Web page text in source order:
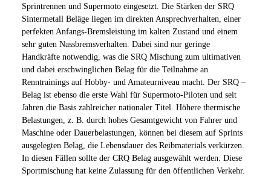
Sprintrennen und Supermoto eingesetzt. Die Stärken der SRQ
Sintermetall Beläge liegen im direkten Ansprechverhalten, einer
perfekten Anfangs-Bremsleistung im kalten Zustand und einem
sehr guten Nassbremsverhalten. Dabei sind nur geringe
Handkräfte notwendig, was die SRQ Mischung zum ultimativen
und dabei erschwinglichen Belag für die Teilnahme an
Renntrainings auf Hobby- und Amateurniveau macht. Der SRQ –
Belag ist ebenso die erste Wahl für Supermoto-Piloten und seit
Jahren die Basis zahlreicher nationaler Titel. Höhere thermische
Belastungen, z. B. durch hohes Gesamtgewicht von Fahrer und
Maschine oder Dauerbelastungen, können bei diesem auf Sprints
ausgelegten Belag, die Lebensdauer des Reibmaterials verkürzen.
In diesen Fällen sollte der CRQ Belag ausgewählt werden. Diese
Sportmischung hat keine Zulassung für den öffentlichen Verkehr.